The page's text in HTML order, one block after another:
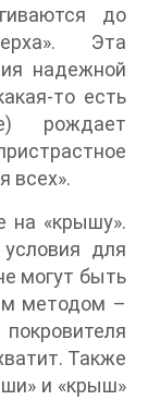
до
Эта
надежной
то есть
рождает
всех».
на «крышу».
для
могут быть
методом –
Также
и «крыш»